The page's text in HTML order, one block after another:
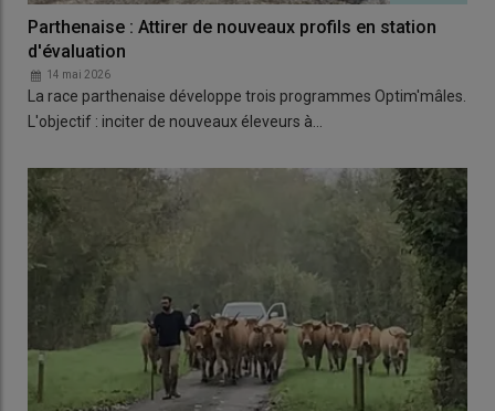
Parthenaise : Attirer de nouveaux profils en station
d'évaluation
14 mai 2026
La race parthenaise développe trois programmes Optim'mâles.
L'objectif : inciter de nouveaux éleveurs à…